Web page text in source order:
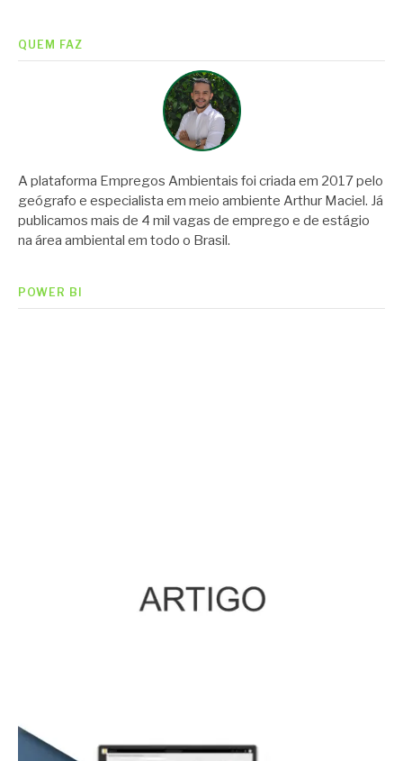
QUEM FAZ
A plataforma Empregos Ambientais foi criada em 2017 pelo
geógrafo e especialista em meio ambiente Arthur Maciel. Já
publicamos mais de 4 mil vagas de emprego e de estágio
na área ambiental em todo o Brasil.
POWER BI